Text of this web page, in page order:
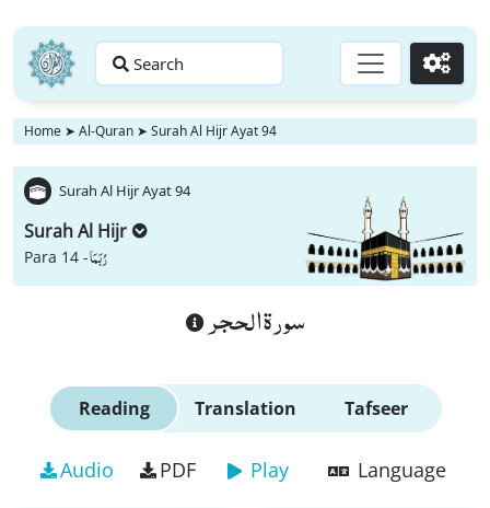
Search Go
Home ➤ Al-Quran ➤ Surah Al Hijr Ayat 94
Surah Al Hijr Ayat 94
Surah Al Hijr
Para 14 -رُبَمَا
سورة الحجر
Reading Translation Tafseer
Audio PDF Play Language